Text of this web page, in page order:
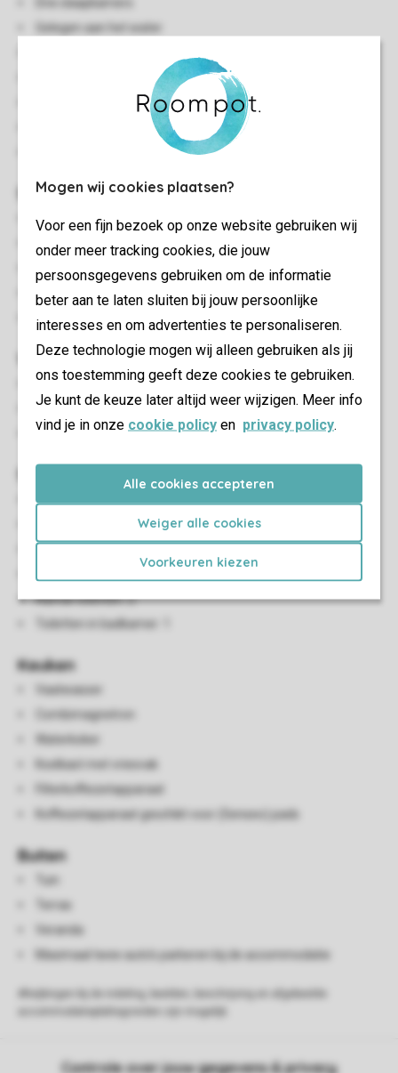
Mogen wij cookies plaatsen?
Voor een fijn bezoek op onze website gebruiken wij
onder meer tracking cookies, die jouw
persoonsgegevens gebruiken om de informatie
beter aan te laten sluiten bij jouw persoonlijke
interesses en om advertenties te personaliseren.
Deze technologie mogen wij alleen gebruiken als jij
ons toestemming geeft deze cookies te gebruiken.
Je kunt de keuze later altijd weer wijzigen. Meer info
vind je in onze cookie policy en privacy policy.
Alle cookies accepteren
Weiger alle cookies
Voorkeuren kiezen
Gelegen aan het water
Geschikt voor 6 personen
Slaapkamer(s)
Aantal slaapkamers: 3
Slaapkamers boven: 3
Boxspringbedden
Eenpersoonsdekbedden en kussens
Woon-/eetkamer
Zithoek
Eethoek
Tv
Aantal badkamers: 1
Badkamers boven: 1
Aantal douche(cabines): 1
Aantal toiletten: 2
Toiletten in badkamer: 1
Keuken
Vaatwasser
Combimagnetron
Waterkoker
Koelkast met vriesvak
Filterkoffiezetapparaat
Koffiezetapparaat geschikt voor (Senseo) pads
Buiten
Tuin
Terras
Veranda
Maximaal twee auto's parkeren bij de accommodatie
Controle over jouw gegevens & privacy